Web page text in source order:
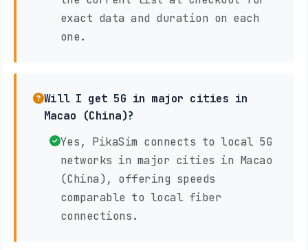
exact data and duration on each
one.
Will I get 5G in major cities in
Macao (China)?
Yes, PikaSim connects to local 5G
networks in major cities in Macao
(China), offering speeds
comparable to local fiber
connections.